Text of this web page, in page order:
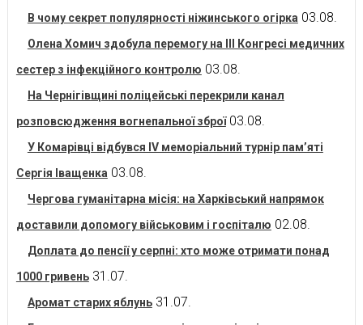
В чому секрет популярності ніжинського огірка 03.08.
Олена Хомич здобула перемогу на ІІІ Конгресі медичних
сестер з інфекційного контролю 03.08.
На Чернігівщині поліцейські перекрили канал
розповсюдження вогнепальної зброї 03.08.
У Комарівці відбувся IV меморіальний турнір пам’яті
Сергія Іващенка 03.08.
Чергова гуманітарна місія: на Харківський напрямок
доставили допомогу військовим і госпіталю 02.08.
Доплата до пенсії у серпні: хто може отримати понад
1000 гривень 31.07.
Аромат старих яблунь 31.07.